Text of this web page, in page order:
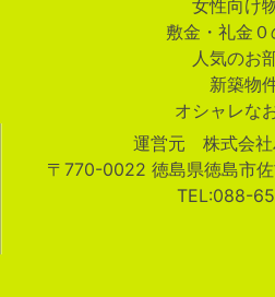
女性向け
敷金・礼金
人気のお
新築物
オシャレな
運営元 株式会社
〒770-0022 徳島県徳島市
TEL:088-